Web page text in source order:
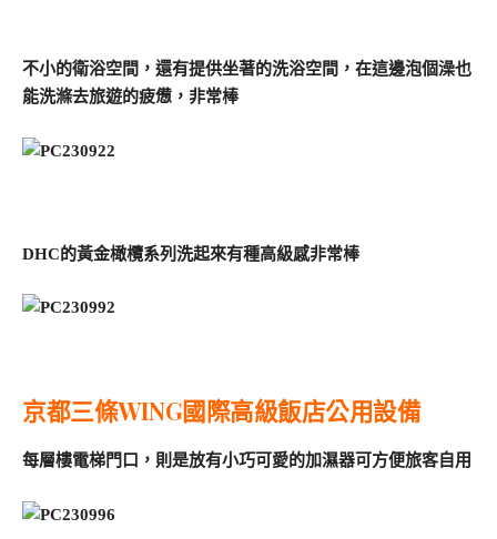
不小的衛浴空間，還有提供坐著的洗浴空間，在這邊泡個澡也
能洗滌去旅遊的疲憊，非常棒
DHC的黃金橄欖系列洗起來有種高級感非常棒
京都三條WING國際高級飯店公用設備
每層樓電梯門口，則是放有小巧可愛的加濕器可方便旅客自用